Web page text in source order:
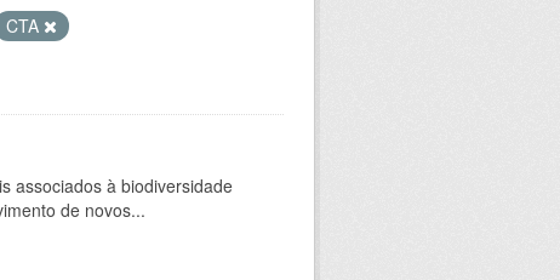
CTA
associados à biodiversidade
de novos...